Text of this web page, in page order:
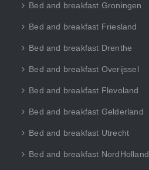
Bed and breakfast Groningen
Bed and breakfast Friesland
Bed and breakfast Drenthe
Bed and breakfast Overijssel
Bed and breakfast Flevoland
Bed and breakfast Gelderland
Bed and breakfast Utrecht
Bed and breakfast NordHolland